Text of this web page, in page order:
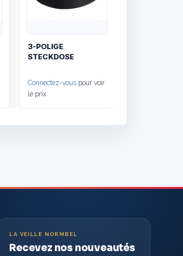
3-POLIGE
STECKDOSE
Connectez-vous pour voir
le prix
LA VEILLE NORMBEL
Recevez nos nouveautés